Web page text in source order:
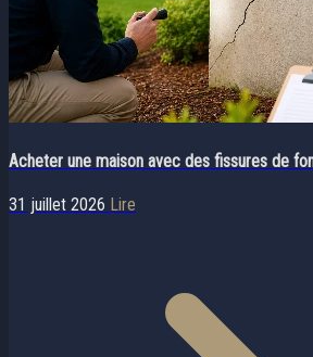
Acheter une maison avec des fissures de
31 juillet 2026 Lire